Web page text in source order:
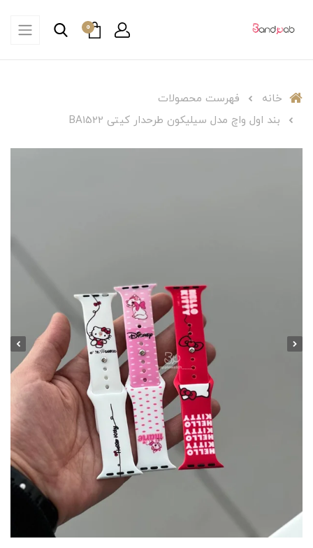
0
خانه
فهرست محصولات
بند اول واچ مدل سیلیکون طرحدار کیتی BA1522